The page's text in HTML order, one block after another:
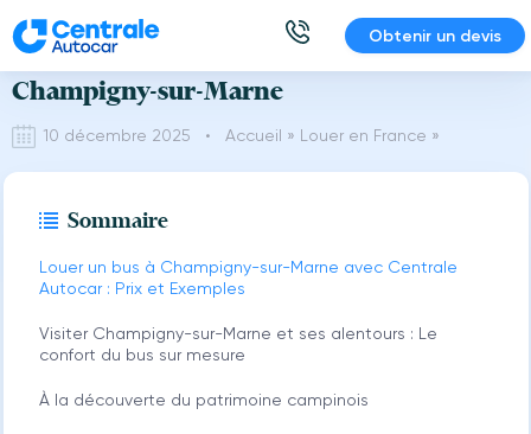
Aller
au
contenu
Obtenir un devis
Location Bus et Minibus avec Chauffeur à
Champigny-sur-Marne
10 décembre 2025 • Accueil » Louer en France »
Sommaire
Louer un bus à Champigny-sur-Marne avec Centrale
Autocar : Prix et Exemples
Visiter Champigny-sur-Marne et ses alentours : Le
confort du bus sur mesure
À la découverte du patrimoine campinois